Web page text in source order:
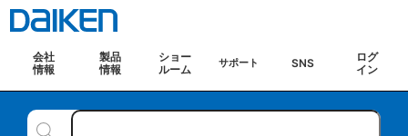
会社
情報
製品
情報
ショー
ルーム
サポート SNS
ログ
イン